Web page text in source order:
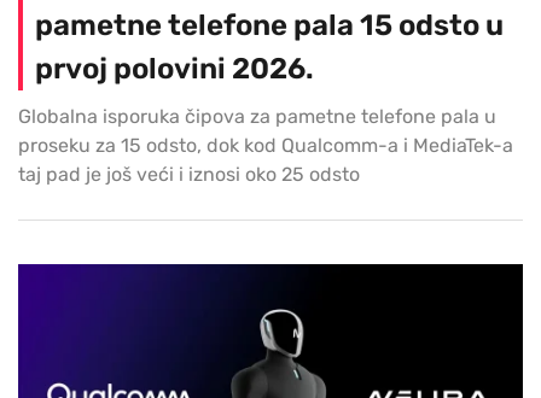
pametne telefone pala 15 odsto u
prvoj polovini 2026.
Globalna isporuka čipova za pametne telefone pala u
proseku za 15 odsto, dok kod Qualcomm-a i MediaTek-a
taj pad je još veći i iznosi oko 25 odsto